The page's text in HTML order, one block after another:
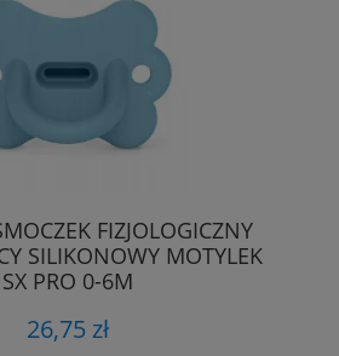
FIZJOLOGICZNY
SILIKONOWY MOTYLEK
SX PRO 0-6M
26,75 zł